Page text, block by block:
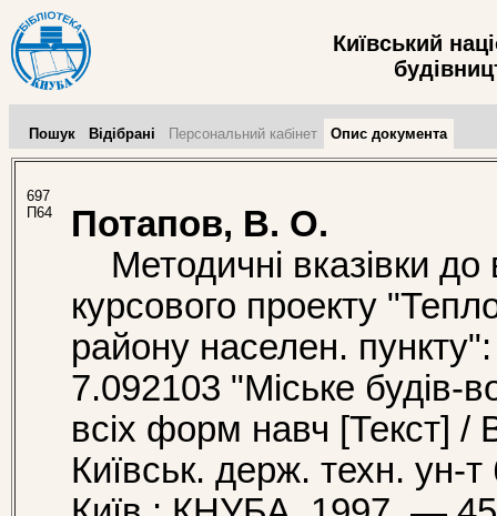
Київський
Пошук Відібрані Персональний кабінет Опис документа
697
П64
Потапов, В. О.
Методичні вказівки до
курсового проекту
району населен.
7.092103 "Міське будів-
всіх форм навч [Текст]
Київськ. держ. техн. ун-т